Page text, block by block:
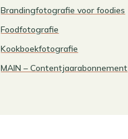
Brandingfotografie voor foodies
Foodfotografie
Kookboekfotografie
MAIN – Contentjaarabonnement